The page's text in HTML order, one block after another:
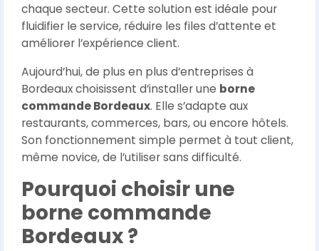
chaque secteur. Cette solution est idéale pour
fluidifier le service, réduire les files d’attente et
améliorer l’expérience client.
Aujourd’hui, de plus en plus d’entreprises à
Bordeaux choisissent d’installer une borne
commande Bordeaux. Elle s’adapte aux
restaurants, commerces, bars, ou encore hôtels.
Son fonctionnement simple permet à tout client,
même novice, de l’utiliser sans difficulté.
Pourquoi choisir une
borne commande
Bordeaux ?